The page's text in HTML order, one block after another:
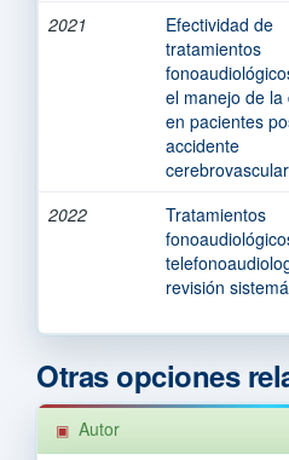
2021
Efectividad de
tratamientos
el manejo de la
en pacientes
accidente
2022
Tratamientos
revisión
Otras opciones
Autor